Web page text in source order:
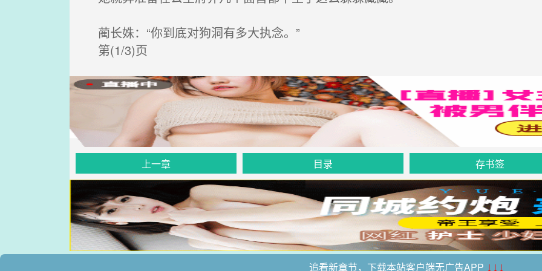
蔺长姝：“你到底对狗洞有多大执念。”
第(1/3)页
上一章 目录 存书签
追看新章节，下载本站客户端无广告APP ↓↓↓